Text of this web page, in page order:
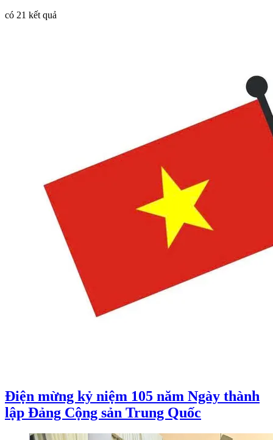
có 21 kết quả
Điện mừng kỷ niệm 105 năm Ngày thành
lập Đảng Cộng sản Trung Quốc